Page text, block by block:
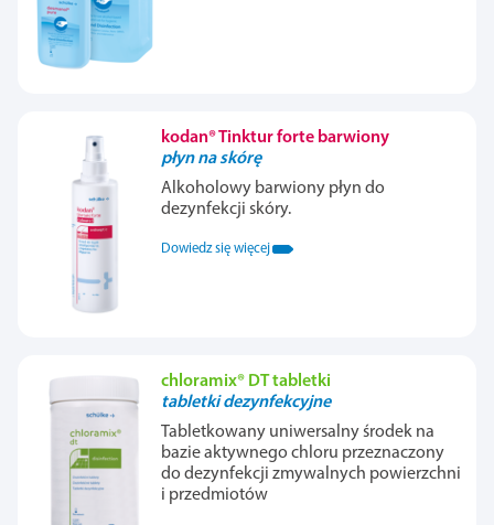
kodan® Tinktur forte barwiony
płyn na skórę
Alkoholowy barwiony płyn do
dezynfekcji skóry.
Dowiedz się więcej
chloramix® DT tabletki
tabletki dezynfekcyjne
Tabletkowany uniwersalny środek na
bazie aktywnego chloru przeznaczony
do dezynfekcji zmywalnych powierzchni
i przedmiotów